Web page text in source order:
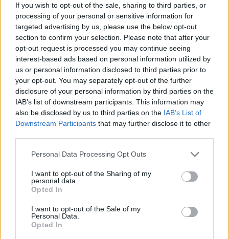
If you wish to opt-out of the sale, sharing to third parties, or
processing of your personal or sensitive information for
targeted advertising by us, please use the below opt-out
section to confirm your selection. Please note that after your
opt-out request is processed you may continue seeing
interest-based ads based on personal information utilized by
us or personal information disclosed to third parties prior to
your opt-out. You may separately opt-out of the further
disclosure of your personal information by third parties on the
IAB’s list of downstream participants. This information may
also be disclosed by us to third parties on the IAB’s List of
Downstream Participants that may further disclose it to other
Personal Data Processing Opt Outs
I want to opt-out of the Sharing of my
personal data.
Opted In
I want to opt-out of the Sale of my
Personal Data.
Opted In
Επιλογές Που Ταιριάζουν
Ανακαλύψτε τα κοσμήματα που αγαπήθηκαν περισσότερο!
Εδώ θα βρείτε τις κορυφαίες επιλογές που ξεχωρίζουν για
το μοναδικό τους στυλ και την εξαιρετική τους ποιότητα.
-10%